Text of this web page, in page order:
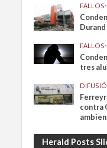
FALLOS•
FALLOS•
tres
contra
Herald Posts